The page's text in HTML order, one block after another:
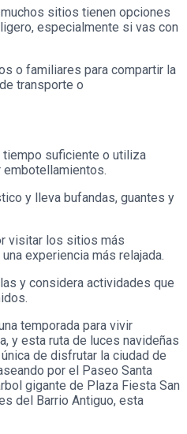
sitios tienen opciones
especialmente si vas con
o familiares para compartir la
transporte o
tiempo suficiente o utiliza
y lleva bufandas, guantes y
visitar los sitios más
experiencia más relajada.
y considera actividades que
temporada para vivir
y esta ruta de luces navideñas
de disfrutar la ciudad de
por el Paseo Santa
gigante de Plaza Fiesta San
del Barrio Antiguo, esta